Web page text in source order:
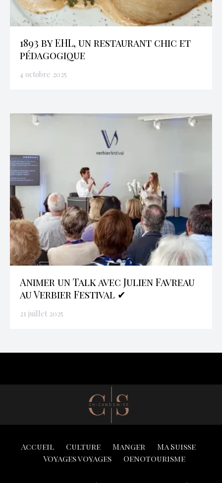
1893 by EHL, un restaurant chic et
pédagogique
4 octobre 2025
Animer un Talk avec Julien Favreau
au Verbier Festival ✔
21 juillet 2025
Accueil Culture Manger
Ma Suisse
Voyages voyages
Oenotourisme